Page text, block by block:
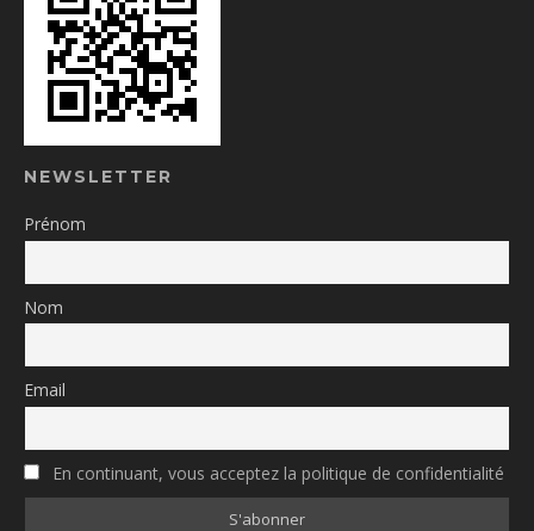
NEWSLETTER
Prénom
Nom
Email
En continuant, vous acceptez la politique de confidentialité